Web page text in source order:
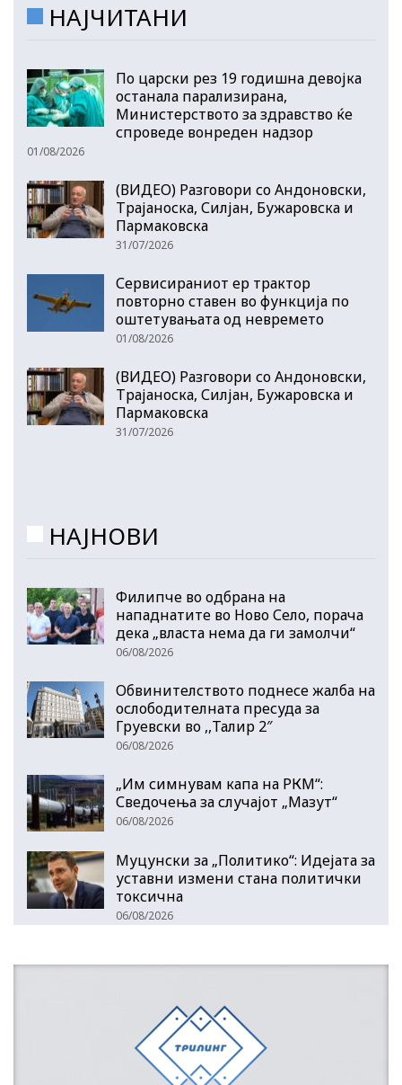
НАЈЧИТАНИ
По царски рез 19 годишна девојка
останала парализирана,
Министерството за здравство ќе
спроведе вонреден надзор
01/08/2026
(ВИДЕО) Разговори со Андоновски,
Трајаноска, Силјан, Бужаровска и
Пармаковска
31/07/2026
Сервисираниот ер трактор
повторно ставен во функција по
оштетувањата од невремето
01/08/2026
(ВИДЕО) Разговори со Андоновски,
Трајаноска, Силјан, Бужаровска и
Пармаковска
31/07/2026
НАЈНОВИ
Филипче во одбрана на
нападнатите во Ново Село, порача
дека „власта нема да ги замолчи“
06/08/2026
Обвинителството поднесе жалба на
ослободителната пресуда за
Груевски во ,,Талир 2″
06/08/2026
„Им симнувам капа на РКМ“:
Сведочења за случајот „Мазут“
06/08/2026
Муцунски за „Политико“: Идејата за
уставни измени стана политички
токсична
06/08/2026